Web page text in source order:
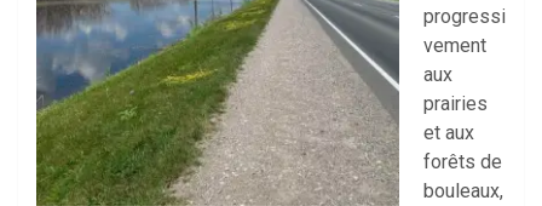
progressi
vement
aux
prairies
et aux
forêts de
bouleaux,